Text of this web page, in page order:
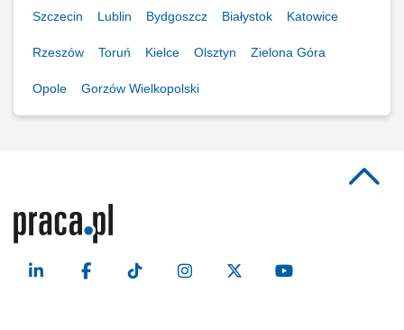
Szczecin Lublin Bydgoszcz Białystok Katowice
Rzeszów Toruń Kielce Olsztyn Zielona Góra
Opole Gorzów Wielkopolski